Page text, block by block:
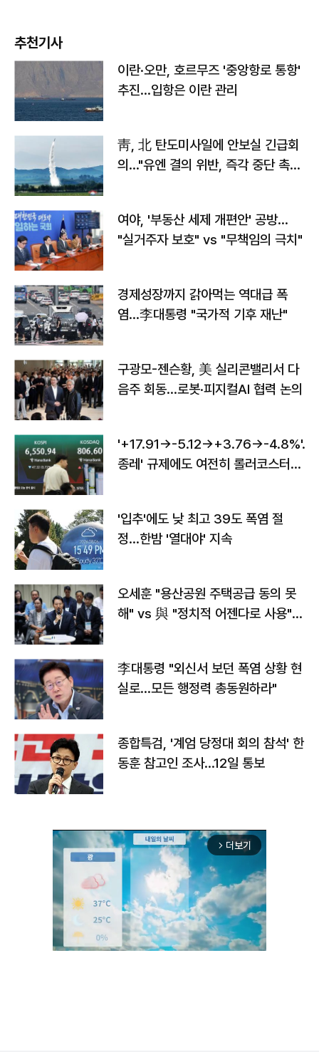
추천기사
이란·오만, 호르무즈 '중앙항로 통항'
추진…입항은 이란 관리
靑, 北 탄도미사일에 안보실 긴급회
의…"유엔 결의 위반, 즉각 중단 촉
여야, '부동산 세제 개편안' 공방…
"실거주자 보호" vs "무책임의 극치"
경제성장까지 갉아먹는 역대급 폭
염…李대통령 "국가적 기후 재난"
구광모-젠슨황, 美 실리콘밸리서 다
음주 회동…로봇·피지컬AI 협력 논의
'+17.91→-5.12→+3.76→-4.8%'…'
종레' 규제에도 여전히 롤러코스터
'입추'에도 낮 최고 39도 폭염 절
정…한밤 '열대야' 지속
오세훈 "용산공원 주택공급 동의 못
해" vs 與 "정치적 어젠다로 사용"
李대통령 "외신서 보던 폭염 상황 현
실로…모든 행정력 총동원하라"
종합특검, '계엄 당정대 회의 참석' 한
동훈 참고인 조사...12일 통보
arrow_forward_ios 더보기